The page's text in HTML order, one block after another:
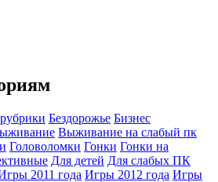
Бездорожье Бизнес
Выживание на слабый пк
Головоломки Гонки Гонки на
Для детей Для слабых ПК
2011 года Игры 2012 года Игры